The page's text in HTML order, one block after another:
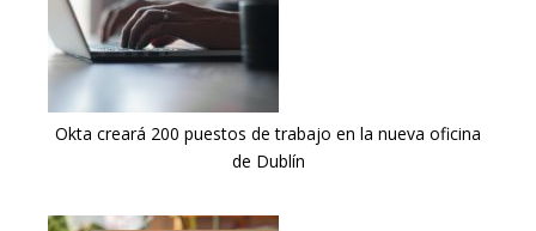
Okta creará 200 puestos de trabajo en la nueva oficina
de Dublín